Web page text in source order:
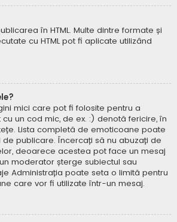
în HTML. Multe dintre formate și
cu HTML pot fi aplicate utilizând
mici care pot fi folosite pentru a
un cod mic, de ex. :) denotă fericire, în
Lista completă de emoticoane poate
publicare. Încercați să nu abuzați de
deoarece acestea pot face un mesaj
moderator șterge subiectul sau
Administrația poate seta o limită pentru
care vor fi utilizate într-un mesaj.